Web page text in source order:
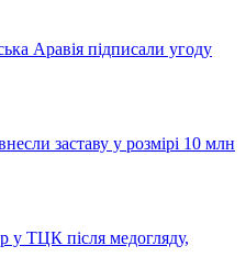
Аравія підписали угоду
заставу у розмірі 10 млн
ТЦК після медогляду,